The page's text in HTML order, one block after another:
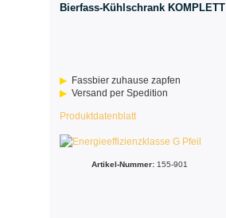
Bierfass-Kühlschrank KOMPLETT
Fassbier zuhause zapfen
Versand per Spedition
Produktdatenblatt
Artikel-Nummer: 155-901